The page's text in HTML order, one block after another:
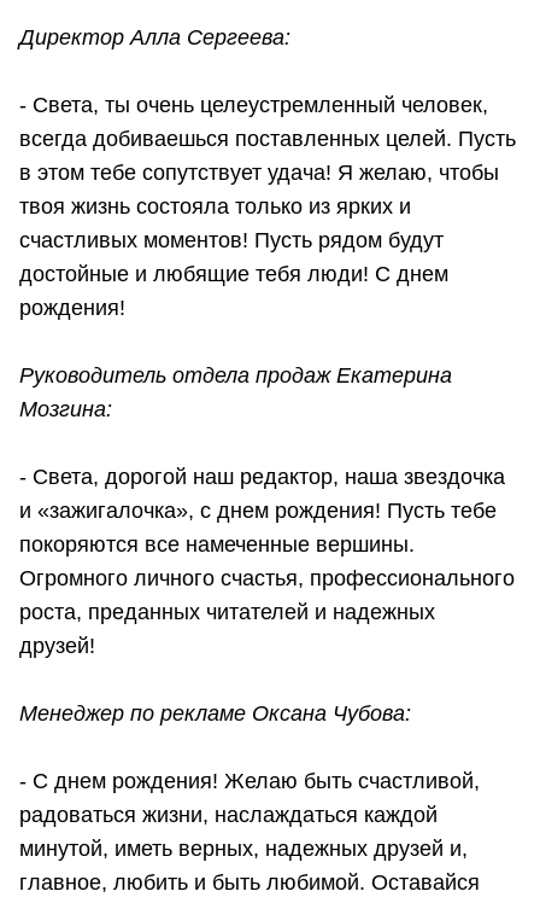
Директор Алла Сергеева:
- Света, ты очень целеустремленный человек,
всегда добиваешься поставленных целей. Пусть
в этом тебе сопутствует удача! Я желаю, чтобы
твоя жизнь состояла только из ярких и
счастливых моментов! Пусть рядом будут
достойные и любящие тебя люди! С днем
рождения!
Руководитель отдела продаж Екатерина
Мозгина:
- Света, дорогой наш редактор, наша звездочка
и «зажигалочка», с днем рождения! Пусть тебе
покоряются все намеченные вершины.
Огромного личного счастья, профессионального
роста, преданных читателей и надежных
друзей!
Менеджер по рекламе Оксана Чубова:
- С днем рождения! Желаю быть счастливой,
радоваться жизни, наслаждаться каждой
минутой, иметь верных, надежных друзей и,
главное, любить и быть любимой. Оставайся